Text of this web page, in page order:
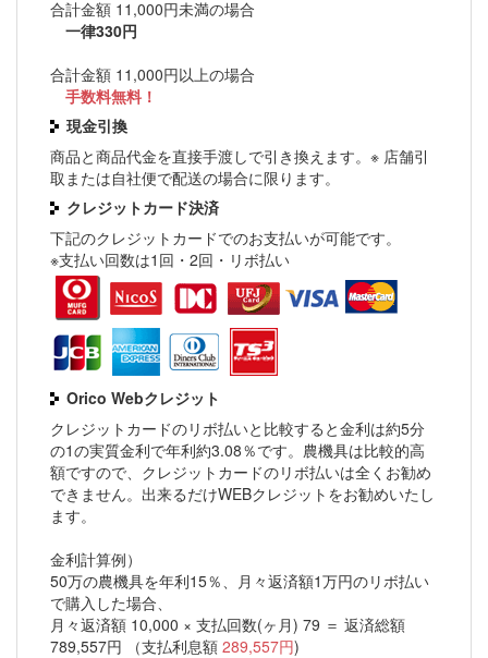
合計金額 11,000円未満の場合
一律330円
合計金額 11,000円以上の場合
手数料無料！
現金引換
商品と商品代金を直接手渡しで引き換えます。※ 店舗引
取または自社便で配送の場合に限ります。
クレジットカード決済
下記のクレジットカードでのお支払いが可能です。
※支払い回数は1回・2回・リボ払い
Orico Webクレジット
クレジットカードのリボ払いと比較すると金利は約5分
の1の実質金利で年利約3.08％です。農機具は比較的高
額ですので、クレジットカードのリボ払いは全くお勧め
できません。出来るだけWEBクレジットをお勧めいたし
ます。
金利計算例）
50万の農機具を年利15％、月々返済額1万円のリボ払い
で購入した場合、
月々返済額 10,000 × 支払回数(ヶ月) 79 ＝ 返済総額
789,557円 （支払利息額 289,557円)